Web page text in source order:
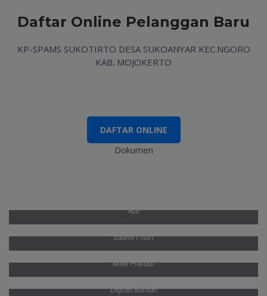
Daftar Online Pelanggan Baru
KP-SPAMS SUKOTIRTO DESA SUKOANYAR KEC.NGORO
KAB. MOJOKERTO
DAFTAR ONLINE
Dokumen
Asli
Foto e-KTP
Suami / Istri
Foto Meteran Listrik
Milik Pribadi
Foto Rumah
Depan Rumah